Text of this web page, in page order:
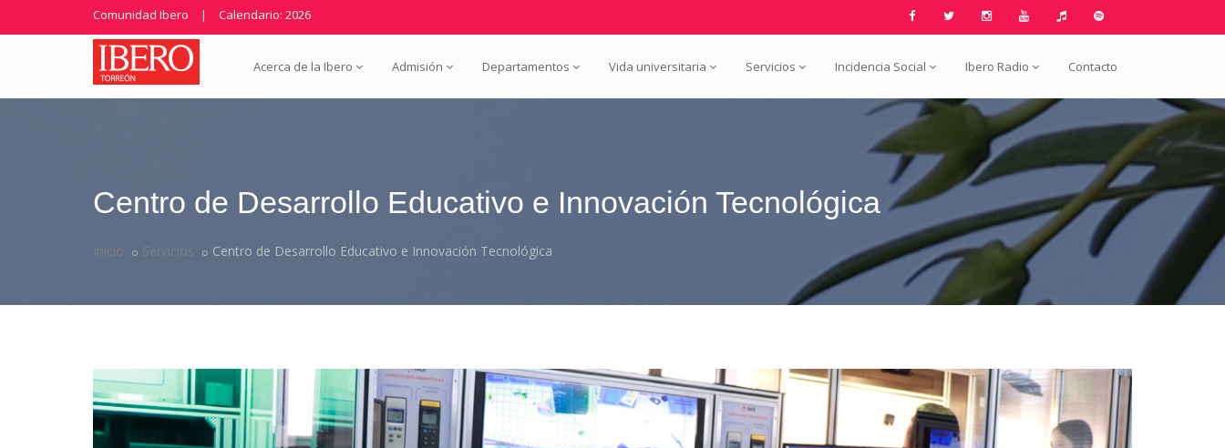
Comunidad Ibero | Calendario: 2026
Acerca de la Ibero Admisión Departamentos Vida universitaria Servicios Incidencia Social Ibero Radio Contacto
Centro de Desarrollo Educativo e Innovación Tecnológica
Inicio Servicios Centro de Desarrollo Educativo e Innovación Tecnológica